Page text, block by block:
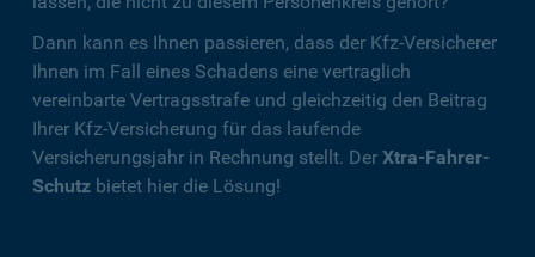
Dann kann es Ihnen passieren, dass der Kfz-Versicherer
Ihnen im Fall eines Schadens eine vertraglich
vereinbarte Vertragsstrafe und gleichzeitig den Beitrag
Ihrer Kfz-Versicherung für das laufende
Versicherungsjahr in Rechnung stellt. Der Xtra-Fahrer-
Schutz bietet hier die Lösung!